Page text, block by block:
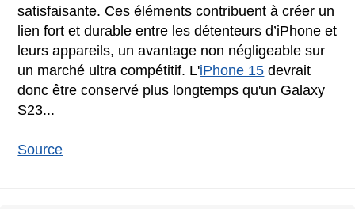
satisfaisante. Ces éléments contribuent à créer un
lien fort et durable entre les détenteurs d’iPhone et
leurs appareils, un avantage non négligeable sur
un marché ultra compétitif. L'iPhone 15 devrait
donc être conservé plus longtemps qu'un Galaxy
S23...
Source